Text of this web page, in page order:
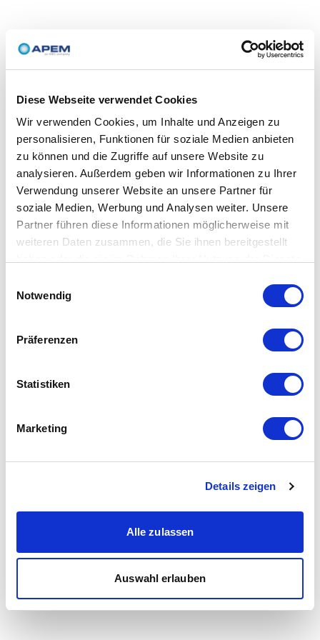
Diese Webseite verwendet Cookies
Wir verwenden Cookies, um Inhalte und Anzeigen zu
personalisieren, Funktionen für soziale Medien anbieten
zu können und die Zugriffe auf unsere Website zu
analysieren. Außerdem geben wir Informationen zu Ihrer
Verwendung unserer Website an unsere Partner für
soziale Medien, Werbung und Analysen weiter. Unsere
Partner führen diese Informationen möglicherweise mit
weiteren Daten zusammen, die Sie ihnen bereitgestellt
Notwendig
Präferenzen
Statistiken
Marketing
Details zeigen
Alle zulassen
Auswahl erlauben